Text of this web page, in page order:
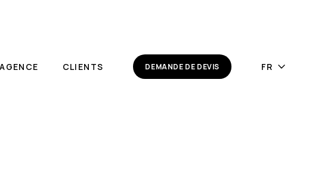
AGENCE CLIENTS DEMANDE DE DEVIS